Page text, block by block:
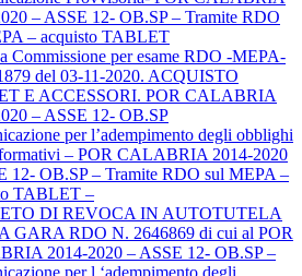
– ASSE 12- OB.SP – Tramite RDO
– acquisto TABLET
Commissione per esame RDO -MEPA-
del 03-11-2020. ACQUISTO
E ACCESSORI. POR CALABRIA
– ASSE 12- OB.SP
per l’adempimento degli obblighi
– POR CALABRIA 2014-2020
12- OB.SP – Tramite RDO sul MEPA –
TABLET –
DI REVOCA IN AUTOTUTELA
GARA RDO N. 2646869 di cui al POR
2014-2020 – ASSE 12- OB.SP –